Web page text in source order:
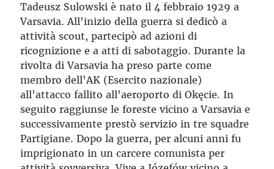
Tadeusz Sulowski è nato il 4 febbraio 1929 a
Varsavia. All'inizio della guerra si dedicò a
attività scout, partecipò ad azioni di
ricognizione e a atti di sabotaggio. Durante la
rivolta di Varsavia ha preso parte come
membro dell'AK (Esercito nazionale)
all'attacco fallito all'aeroporto di Okęcie. In
seguito raggiunse le foreste vicino a Varsavia e
successivamente prestò servizio in tre squadre
Partigiane. Dopo la guerra, per alcuni anni fu
imprigionato in un carcere comunista per